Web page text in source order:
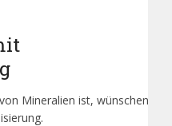
Mineralien ist, wünschen